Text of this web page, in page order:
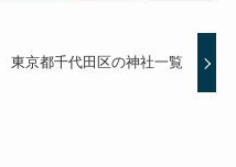
東京都千代田区の神社一覧